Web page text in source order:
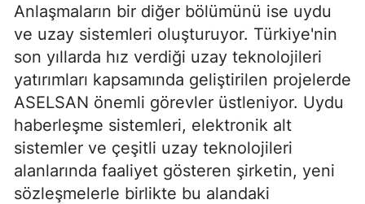
Anlaşmaların bir diğer bölümünü ise uydu
ve uzay sistemleri oluşturuyor. Türkiye'nin
son yıllarda hız verdiği uzay teknolojileri
yatırımları kapsamında geliştirilen projelerde
ASELSAN önemli görevler üstleniyor. Uydu
haberleşme sistemleri, elektronik alt
sistemler ve çeşitli uzay teknolojileri
alanlarında faaliyet gösteren şirketin, yeni
sözleşmelerle birlikte bu alandaki